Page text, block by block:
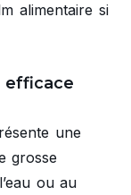
alimentaire si
efficace
une
grosse
ou au